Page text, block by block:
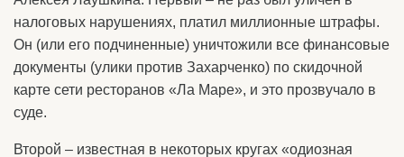
налоговых нарушениях, платил миллионные штрафы.
Он (или его подчиненные) уничтожили все финансовые
документы (улики против Захарченко) по скидочной
карте сети ресторанов «Ла Маре», и это прозвучало в
суде.
Второй – известная в некоторых кругах «одиозная